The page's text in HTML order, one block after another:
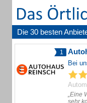
Die 30 besten
1
„Eine
sehr